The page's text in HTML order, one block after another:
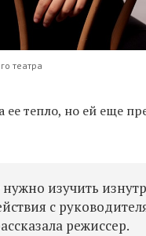
театра
тепло, но ей еще
изучить
с
режиссер.